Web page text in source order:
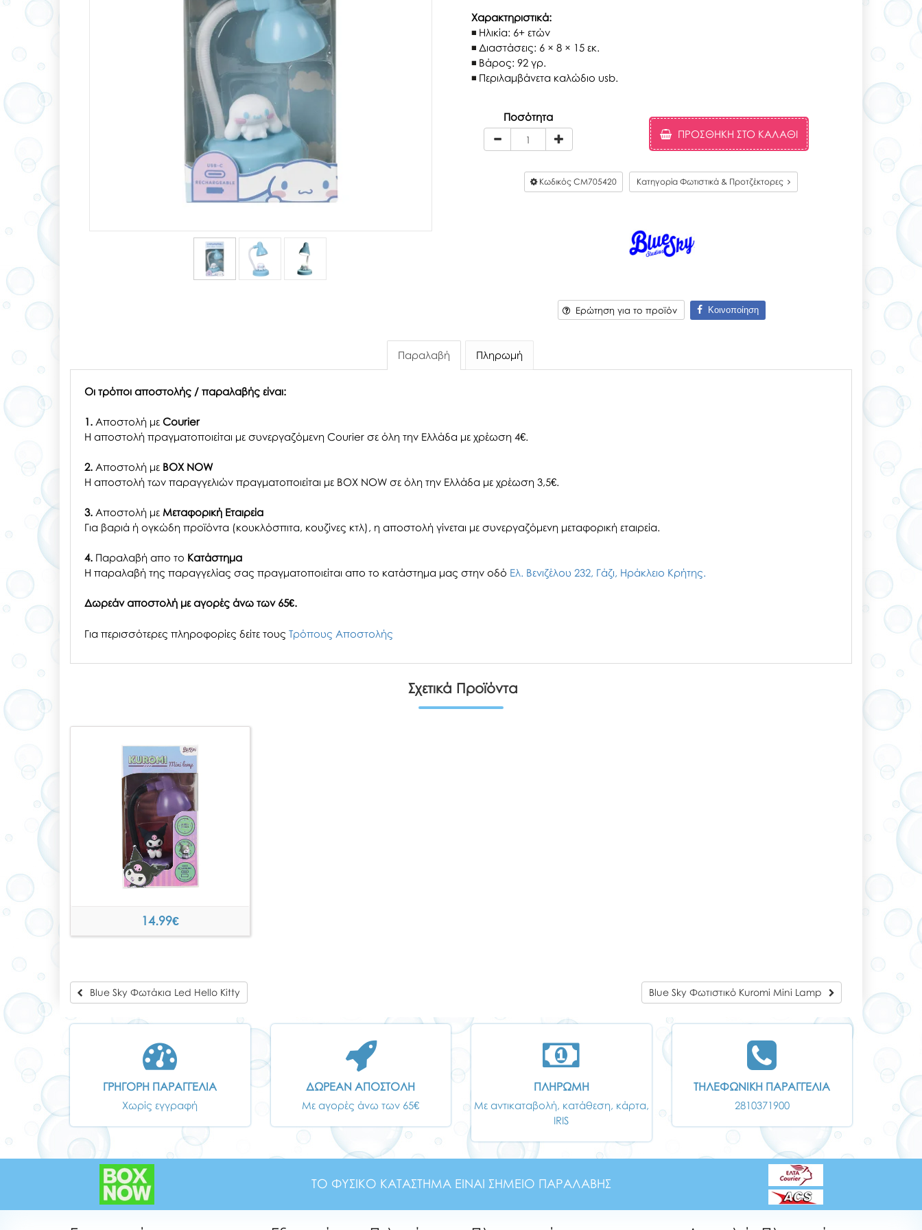
Χαρακτηριστικά:
Ηλικία: 6+ ετών
Διαστάσεις: 6 × 8 × 15 εκ.
Βάρος: 92 γρ.
Περιλαμβάνετα καλώδιο usb.
Ποσότητα
ΠΡΟΣΘΉΚΗ ΣΤΟ ΚΑΛΆΘΙ
Κωδικός CM705420 Κατηγορία Φωτιστικά & Προτζέκτορες
Ερώτηση για το προϊόν Κοινοποίηση
Παραλαβή Πληρωμή
Οι τρόποι αποστολής / παραλαβής είναι:
1. Αποστολή με Courier
Η αποστολή πραγματοποιείται με συνεργαζόμενη Courier σε όλη την Ελλάδα με χρέωση 4€.
2. Αποστολή με BOX NOW
Η αποστολή των παραγγελιών πραγματοποιείται με BOX NOW σε όλη την Ελλάδα με χρέωση 3,5€.
3. Αποστολή με Μεταφορική Εταιρεία
Για βαριά ή ογκώδη προϊόντα (κουκλόσπιτα, κουζίνες κτλ), η αποστολή γίνεται με συνεργαζόμενη μεταφορική εταιρεία.
4. Παραλαβή απο το Κατάστημα
H παραλαβή της παραγγελίας σας πραγματοποιείται απο το κατάστημα μας στην οδό Ελ. Βενιζέλου 232, Γάζι, Ηράκλειο Κρήτης.
Δωρεάν αποστολή με αγορές άνω των 65€.
Για περισσότερες πληροφορίες δείτε τους Τρόπους Αποστολής
Σχετικά Προϊόντα
14.99€
Blue Sky Φωτάκια Led Hello Kitty Blue Sky Φωτιστικό Kuromi Mini Lamp
ΓΡΗΓΟΡΗ ΠΑΡΑΓΓΕΛΙΑ
Χωρίς εγγραφή
ΔΩΡΕΑΝ ΑΠΟΣΤΟΛΗ
Με αγορές άνω των 65€
ΠΛΗΡΩΜΗ
Με αντικαταβολή, κατάθεση, κάρτα,
IRIS
ΤΗΛΕΦΩΝΙΚΗ ΠΑΡΑΓΓΕΛΙΑ
2810371900
ΤΟ ΦΥΣΙΚΟ ΚΑΤΑΣΤΗΜΑ ΕΙΝΑΙ ΣΗΜΕΙΟ ΠΑΡΑΛΑΒΗΣ